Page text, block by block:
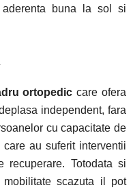
aderenta buna la sol si
ortopedic care ofera
independent, fara
cu capacitate de
au suferit interventii
Totodata si
scazuta il pot